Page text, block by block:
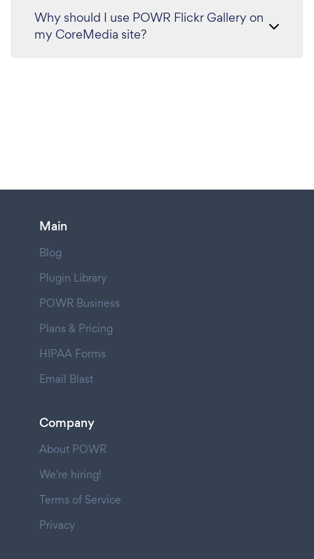
Why should I use POWR Flickr Gallery on
my CoreMedia site?
Main
Blog
Plugin Library
POWR Business
Plans & Pricing
HIPAA Forms
Email Blast
Company
About POWR
We're hiring!
Terms of Service
Privacy